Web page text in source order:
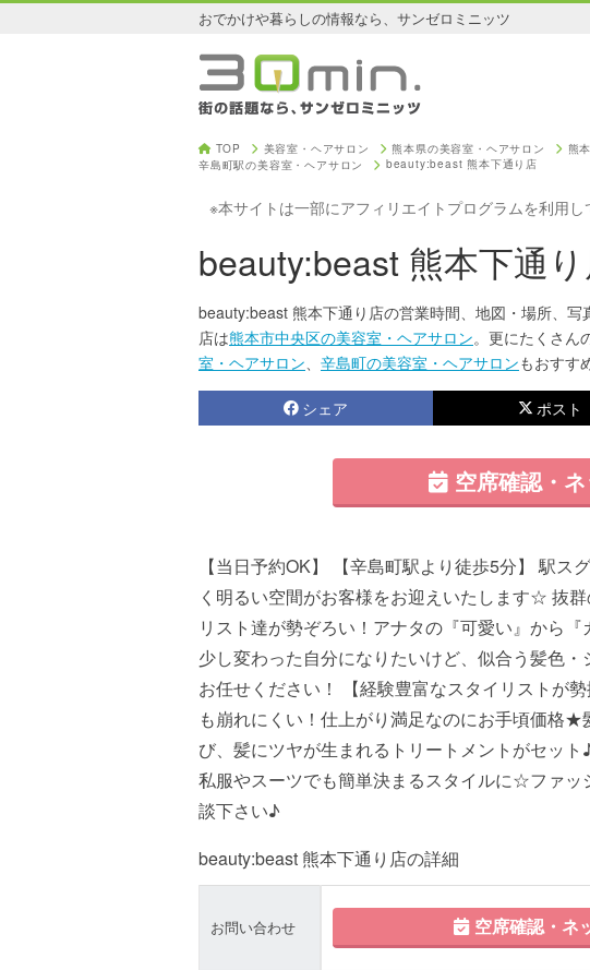
おでかけや暮らしの情報なら、サンゼロミニッツ
TOP 美容室・ヘアサロン 熊本県の美容室・ヘアサロン
熊
辛島町駅の美容室・ヘアサロン
beauty:beast 熊本下通り店
※本サイトは一部にアフィリエイトプログラムを利用し
beauty:beast 熊本下通
beauty:beast 熊本下通り店の営業時間、地図・場所、
店は熊本市中央区の美容室・ヘアサロン。更にたくさん
室・ヘアサロン
辛島町の美容室・ヘアサロンもおすす
シェア ポスト
空席確認・ネ
【当日予約OK】 【辛島町駅より徒歩5分】 駅
く明るい空間がお客様をお迎えいたします☆ 抜
リスト達が勢ぞろい！アナタの『可愛い』から
少し変わった自分になりたいけど、似合う髪色
お任せください！ 【経験豊富なスタイリストが
も崩れにくい！仕上がり満足なのにお手頃価格
び、髪にツヤが生まれるトリートメントがセッ
私服やスーツでも簡単決まるスタイルに☆ファ
談下さい♪
beauty:beast 熊本下通り店の詳細
お問い合わせ 空席確認・ネ